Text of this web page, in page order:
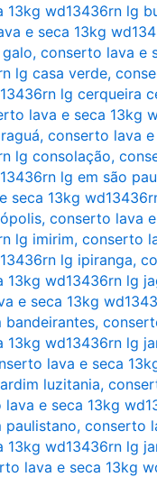
13kg wd13436rn lg
e seca 13kg
, conserto lava e
lg casa verde,
lg cerqueira
lava e seca 13kg
, conserto lava
lg consolação,
lg em são
seca 13kg
, conserto lava
lg imirim, conserto
lg ipiranga,
13kg wd13436rn lg
e seca 13kg
bandeirantes,
13kg wd13436rn lg
lava e seca
luzitania,
e seca 13kg
paulistano, conserto
13kg wd13436rn lg
lava e seca 13kg